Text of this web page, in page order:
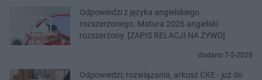
Odpowiedzi z języka angielskiego
rozszerzonego. Matura 2026 angielski
rozszerzony. [ZAPIS RELACJI NA ŻYWO]
dodano 7-5-2026
Odpowiedzi, rozwiązania, arkusz CKE - już do